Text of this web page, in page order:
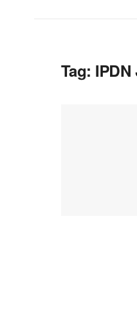
Tag: